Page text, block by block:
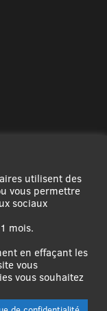
avec le Fonds
de 12 572€
utilisent des
vous permettre
sociaux
mois.
en effaçant les
vous
vous souhaitez